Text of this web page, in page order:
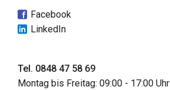
Facebook
LinkedIn
Tel. 0848 47 58 69
Montag bis Freitag: 09:00 - 17:00 Uhr